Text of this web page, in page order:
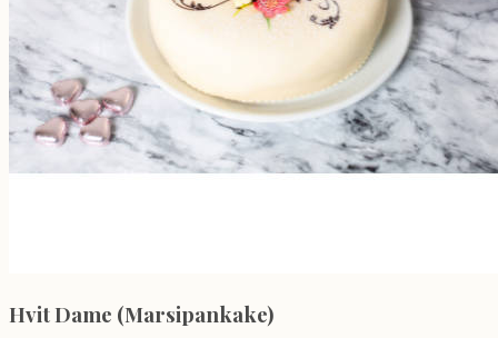
Hvit Dame (Marsipankake)